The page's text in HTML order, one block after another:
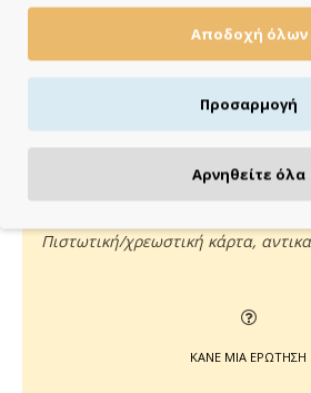
ΠΑΡΑΔΙΔΟΥΜΕ
ημέρες
Πιστωτική/χρεωστική κάρτα,
ΚΑΝΕ ΜΙΑ ΕΡΩΤΗΣΗ
Αποδοχή όλων
Προσαρμογή
Αρνηθείτε όλα